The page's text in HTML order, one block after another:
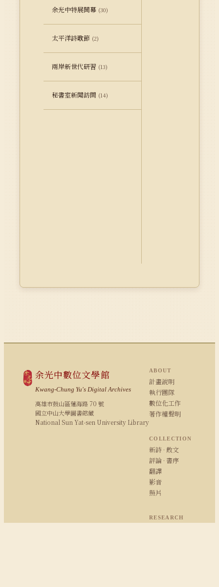
余光中特展開幕 (30)
太平洋詩歌節 (2)
兩岸新世代研習 (13)
秘書室新聞訪問 (14)
余光中數位文學館
Kwang-Chung Yu's Digital Archives
高雄市鼓山區蓮海路 70 號
國立中山大學圖書館藏
National Sun Yat-sen University Library
ABOUT
計畫說明
執行團隊
數位化工作
著作權聲明
COLLECTION
新詩 · 散文
評論 · 書序
翻譯
影音
照片
RESEARCH